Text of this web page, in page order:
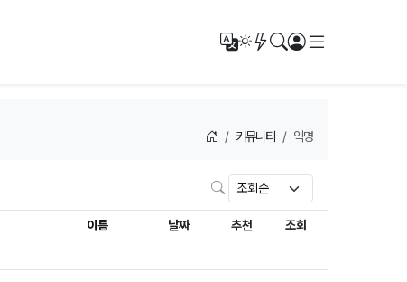
번역다크모드
새글/새댓글
검색로그인
커뮤니티 익명
검색
이름 날짜 추천 조회